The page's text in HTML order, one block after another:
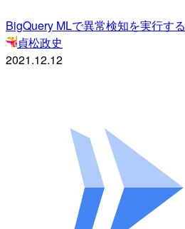
BigQuery MLで異常検知を実行する
貞松政史
2021.12.12